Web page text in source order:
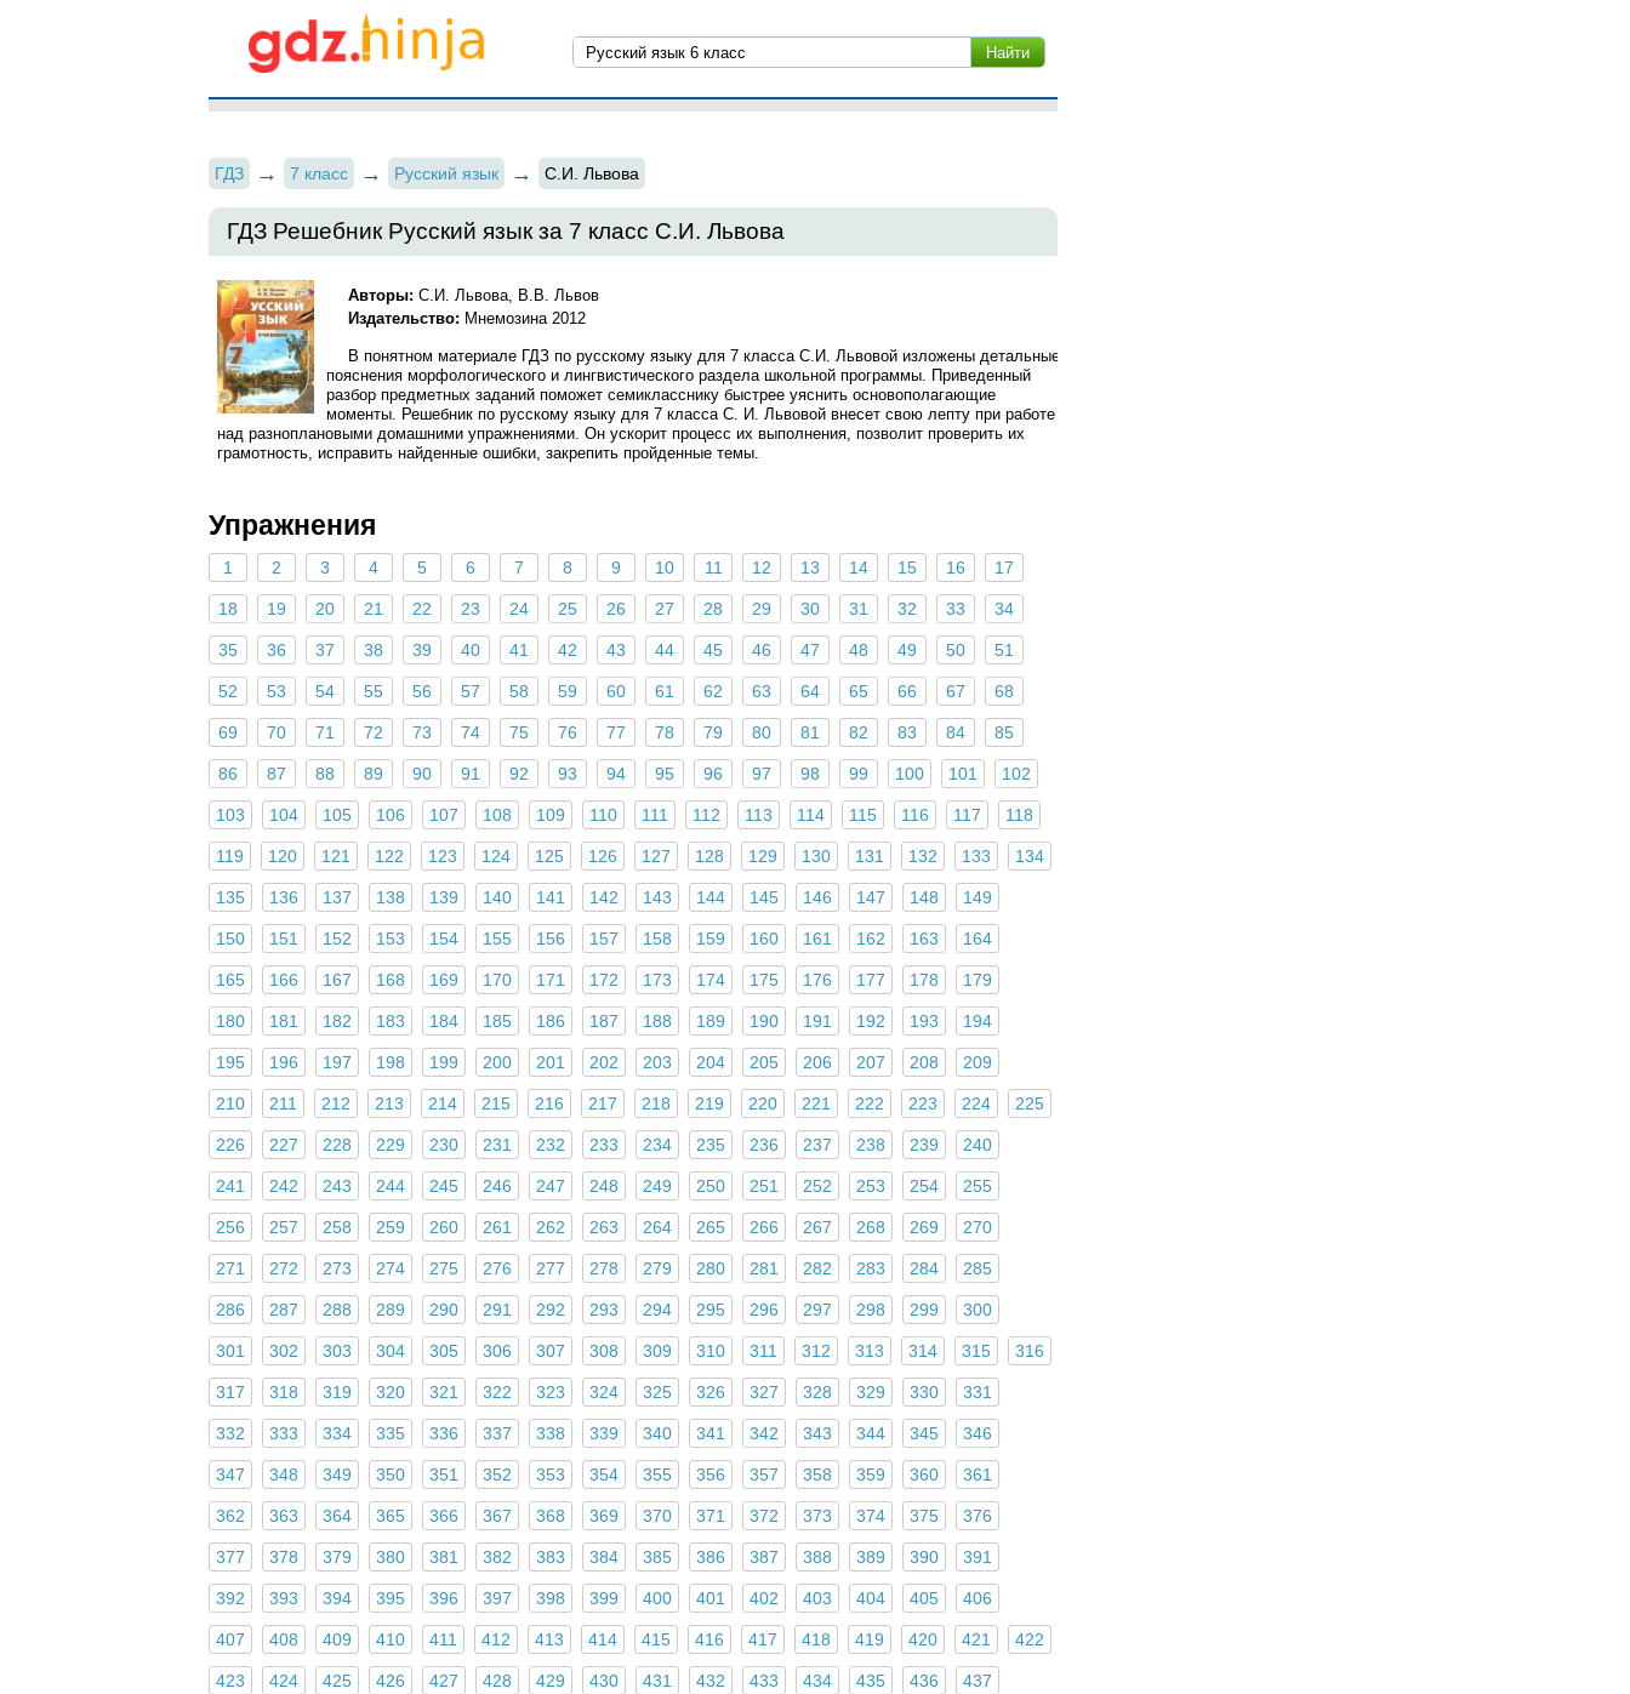
ГДЗ 7 класс Русский язык С.И. Львова
ГДЗ Решебник Русский язык за 7 класс С.И. Львова
Авторы: С.И. Львова, В.В. Львов
Издательство: Мнемозина 2012
В понятном материале ГДЗ по русскому языку для 7 класса С.И. Львовой изложены детальные
пояснения морфологического и лингвистического раздела школьной программы. Приведенный
разбор предметных заданий поможет семикласснику быстрее уяснить основополагающие
моменты. Решебник по русскому языку для 7 класса С. И. Львовой внесет свою лепту при работе
над разноплановыми домашними упражнениями. Он ускорит процесс их выполнения, позволит проверить их
грамотность, исправить найденные ошибки, закрепить пройденные темы.
Упражнения
1 2 3 4 5 6 7 8 9 10 11 12 13 14 15 16 17
18 19 20 21 22 23 24 25 26 27 28 29 30 31 32 33 34
35 36 37 38 39 40 41 42 43 44 45 46 47 48 49 50 51
52 53 54 55 56 57 58 59 60 61 62 63 64 65 66 67 68
69 70 71 72 73 74 75 76 77 78 79 80 81 82 83 84 85
86 87 88 89 90 91 92 93 94 95 96 97 98 99 100 101 102
103 104 105 106 107 108 109 110 111 112 113 114 115 116 117 118
119 120 121 122 123 124 125 126 127 128 129 130 131 132 133 134
135 136 137 138 139 140 141 142 143 144 145 146 147 148 149
150 151 152 153 154 155 156 157 158 159 160 161 162 163 164
165 166 167 168 169 170 171 172 173 174 175 176 177 178 179
180 181 182 183 184 185 186 187 188 189 190 191 192 193 194
195 196 197 198 199 200 201 202 203 204 205 206 207 208 209
210 211 212 213 214 215 216 217 218 219 220 221 222 223 224 225
226 227 228 229 230 231 232 233 234 235 236 237 238 239 240
241 242 243 244 245 246 247 248 249 250 251 252 253 254 255
256 257 258 259 260 261 262 263 264 265 266 267 268 269 270
271 272 273 274 275 276 277 278 279 280 281 282 283 284 285
286 287 288 289 290 291 292 293 294 295 296 297 298 299 300
301 302 303 304 305 306 307 308 309 310 311 312 313 314 315 316
317 318 319 320 321 322 323 324 325 326 327 328 329 330 331
332 333 334 335 336 337 338 339 340 341 342 343 344 345 346
347 348 349 350 351 352 353 354 355 356 357 358 359 360 361
362 363 364 365 366 367 368 369 370 371 372 373 374 375 376
377 378 379 380 381 382 383 384 385 386 387 388 389 390 391
392 393 394 395 396 397 398 399 400 401 402 403 404 405 406
407 408 409 410 411 412 413 414 415 416 417 418 419 420 421 422
423 424 425 426 427 428 429 430 431 432 433 434 435 436 437